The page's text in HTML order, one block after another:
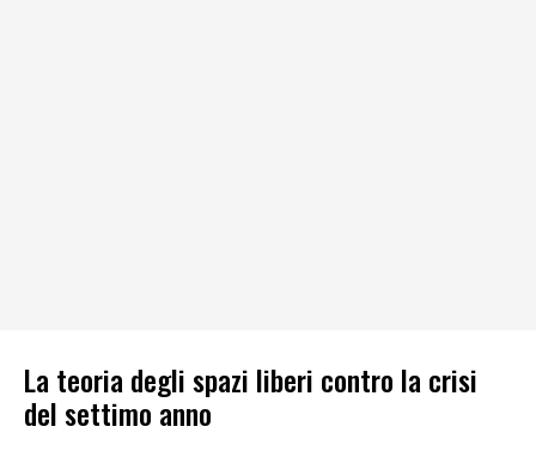
La teoria degli spazi liberi contro la crisi
del settimo anno